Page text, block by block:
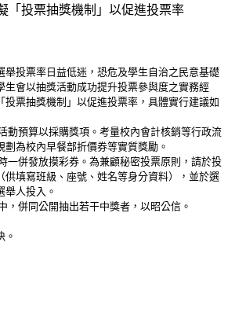
「投票抽獎機制」以促進投票率
舉投票率日益低迷，恐危及學生自治之民意基礎
生會以抽獎活動成功提升投票參與度之實務經
投票抽獎機制」以促進投票率，具體實行建議如
動預算以採購獎項。考量校內會計核銷等行政流
為校內早餐部折價券等實質獎勵。
一併發放摸彩券。為兼顧秘密投票原則，請於投
供填寫班級、座號、姓名等身分資料），並於選
舉人投入。
，併同公開抽出若干中獎者，以昭公信。
。